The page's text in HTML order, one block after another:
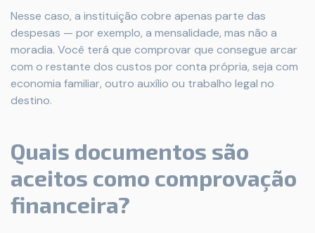
Nesse caso, a instituição cobre apenas parte das
despesas — por exemplo, a mensalidade, mas não a
moradia. Você terá que comprovar que consegue arcar
com o restante dos custos por conta própria, seja com
economia familiar, outro auxílio ou trabalho legal no
destino.
Quais documentos são
aceitos como comprovação
financeira?